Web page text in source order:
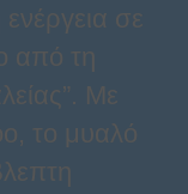
σε
από τη
Με
το μυαλό